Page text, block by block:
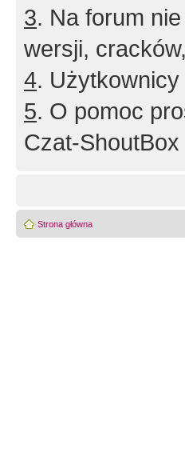
3. Na forum
wersji,
4.
5. O pomoc
Czat-
Strona główna